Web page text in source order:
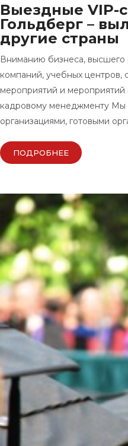
Выездные VIP-
Гольдберг –
другие страны
Вниманию бизнеса, высшего
компаний, учебных центров,
мероприятий и
кадровому менеджменту Мы
организациями, готовыми
ПОДРОБНЕЕ